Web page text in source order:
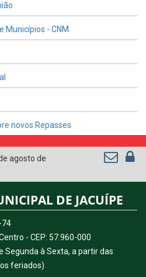
Municípios - CNM
novos Repasses
agosto de
DE JACUÍPE
74
- CEP: 57.960-000
Segunda à Sexta, a partir das
feriados)